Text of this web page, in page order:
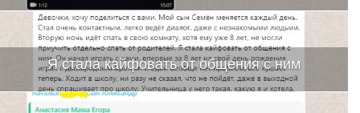
Я стала кайфовать от общения с ним